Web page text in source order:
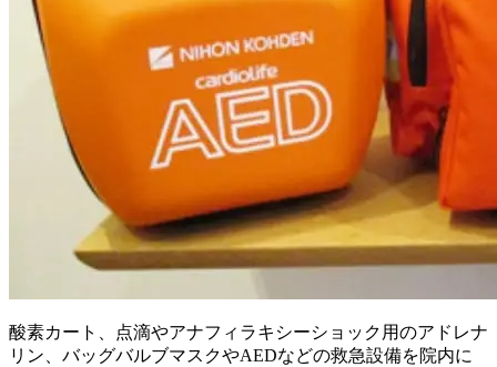
酸素カート、点滴やアナフィラキシーショック用のアドレナ
リン、バッグバルブマスクやAEDなどの救急設備を院内に